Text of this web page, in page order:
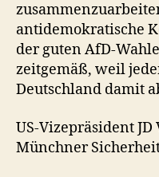
antidemokratische
der guten AfD-
zeitgemäß, weil
Deutschland damit
US-Vizepräsident JD
Münchner